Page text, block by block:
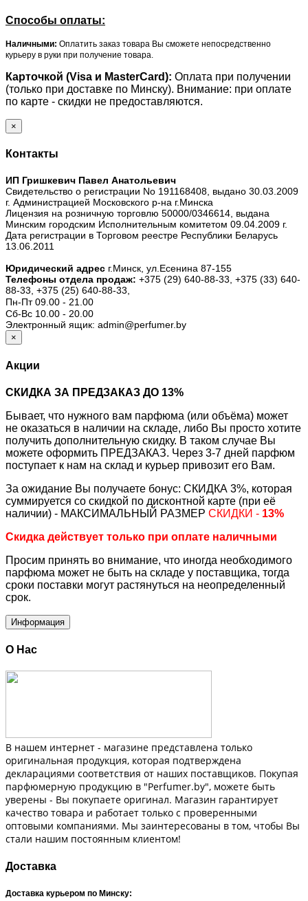
Способы оплаты:
Наличными: Оплатить заказ товара Вы сможете непосредственно
курьеру в руки при получение товара.
Карточкой (Visa и MasterCard): Оплата при получении
(только при доставке по Минску). Внимание: при оплате
по карте - скидки не предоставляются.
×
Контакты
ИП Гришкевич Павел Анатольевич
Свидетельство о регистрации No 191168408, выдано 30.03.2009
г. Администрацией Московского р-на г.Минска
Лицензия на розничную торговлю 50000/0346614, выдана
Минским городским Исполнительным комитетом 09.04.2009 г.
Дата регистрации в Торговом реестре Республики Беларусь
13.06.2011
Юридический адрес г.Минск, ул.Есенина 87-155
Телефоны отдела продаж: +375 (29) 640-88-33, +375 (33) 640-
88-33, +375 (25) 640-88-33,
Пн-Пт 09.00 - 21.00
Сб-Вс 10.00 - 20.00
Электронный ящик: admin@perfumer.by
×
Акции
СКИДКА ЗА ПРЕДЗАКАЗ ДО 13%
Бывает, что нужного вам парфюма (или объёма) может
не оказаться в наличии на складе, либо Вы просто хотите
получить дополнительную скидку. В таком случае Вы
можете оформить ПРЕДЗАКАЗ. Через 3-7 дней парфюм
поступает к нам на склад и курьер привозит его Вам.
За ожидание Вы получаете бонус: СКИДКА 3%, которая
суммируется со скидкой по дисконтной карте (при её
наличии) - МАКСИМАЛЬНЫЙ РАЗМЕР СКИДКИ - 13%
Скидка действует только при оплате наличными
Просим принять во внимание, что иногда необходимого
парфюма может не быть на складе у поставщика, тогда
сроки поставки могут растянуться на неопределенный
срок.
Информация
О Нас
В нашем интернет - магазине представлена только
оригинальная продукция, которая подтверждена
декларациями соответствия от наших поставщиков. Покупая
парфюмерную продукцию в "Perfumer.by", можете быть
уверены - Вы покупаете оригинал. Магазин гарантирует
качество товара и работает только с проверенными
оптовыми компаниями. Мы заинтересованы в том, чтобы Вы
стали нашим постоянным клиентом!
Доставка
Доставка курьером по Минску: